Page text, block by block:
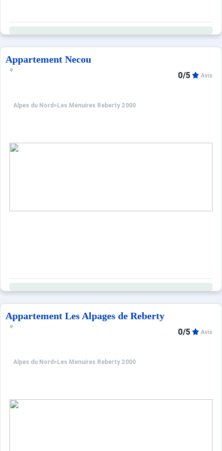
Appartement Necou
Alpes du Nord > Les Menuires Reberty 2000
0/5 Avis
Appartement Les Alpages de Reberty
Alpes du Nord > Les Menuires Reberty 2000
0/5 Avis